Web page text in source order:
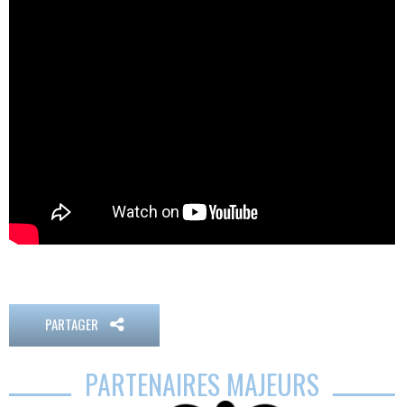
PARTAGER
PARTENAIRES MAJEURS